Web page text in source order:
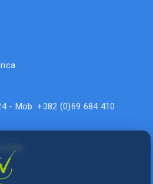
- Mob: +382 (0)69 684 410